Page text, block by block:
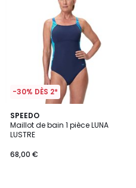
-30% DÈS 2*
SPEEDO
Maillot de bain 1 pièce LUNA
LUSTRE
68,00 €